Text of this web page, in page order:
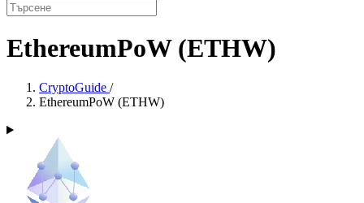
EthereumPoW (ETHW)
CryptoGuide /
EthereumPoW (ETHW)